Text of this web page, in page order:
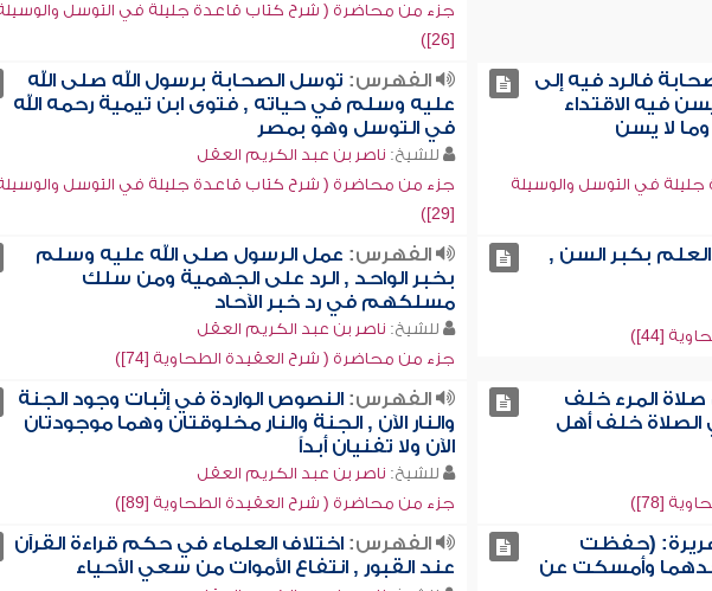
جزء من محاضرة ( شرح كتاب قاعدة جليلة في التوسل
[26])
فالرد فيه إلى
فيه الاقتداء
لا يسن
في التوسل والوسيلة
الفهرس: توسل الصحابة برسول الله صلى الله
عليه وسلم في حياته , فتوى ابن تيمية رحمه الله
في التوسل وهو بمصر
للشيخ: ناصر بن عبد الكريم العقل
جزء من محاضرة ( شرح كتاب قاعدة جليلة في التوسل
[29])
بكبر السن ,
[44])
الفهرس: عمل الرسول صلى الله عليه وسلم
بخبر الواحد , الرد على الجهمية ومن سلك
مسلكهم في رد خبر الآحاد
للشيخ: ناصر بن عبد الكريم العقل
جزء من محاضرة ( شرح العقيدة الطحاوية [74])
المرء خلف
الصلاة خلف أهل
[78])
الفهرس: النصوص الواردة في إثبات وجود الجنة
والنار الآن , الجنة والنار مخلوقتان وهما موجودتان
الآن ولا تفنيان أبداً
للشيخ: ناصر بن عبد الكريم العقل
جزء من محاضرة ( شرح العقيدة الطحاوية [89])
(حفظت
وأمسكت عن
الفهرس: اختلاف العلماء في حكم قراءة القرآن
عند القبور , انتفاع الأموات من سعي الأحياء